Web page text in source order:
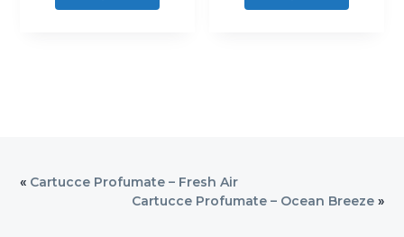
« Cartucce Profumate – Fresh Air
Cartucce Profumate – Ocean Breeze»